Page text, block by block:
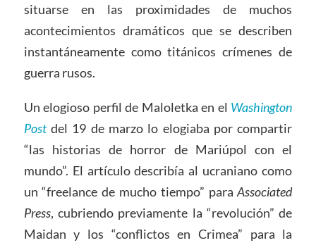
situarse en las proximidades de muchos
acontecimientos dramáticos que se describen
instantáneamente como titánicos crímenes de
guerra rusos.
Un elogioso perfil de Maloletka en el Washington
Postdel 19 de marzo lo elogiaba por compartir
“las historias de horror de Mariúpol con el
mundo”. El artículo describía al ucraniano como
un “freelance de mucho tiempo” paraAssociated
Press, cubriendo previamente la “revolución” de
Maidan y los “conflictos en Crimea” para la